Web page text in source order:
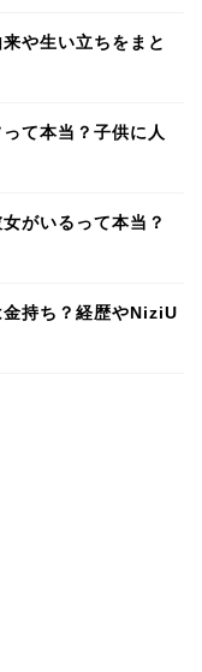
や生い立ちをまと
て本当？子供に人
がいるって本当？
持ち？経歴やNiziU